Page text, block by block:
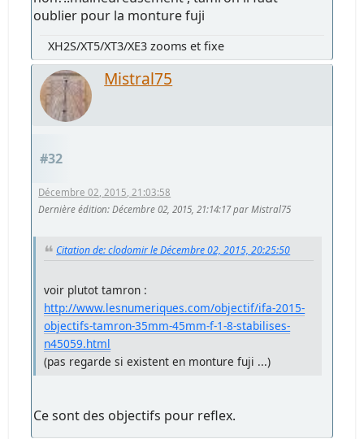
oublier pour la monture fuji
XH2S/XT5/XT3/XE3 zooms et fixe
Mistral75
#32
Décembre 02, 2015, 21:03:58
Dernière édition: Décembre 02, 2015, 21:14:17 par Mistral75
Citation de: clodomir le Décembre 02, 2015, 20:25:50
voir plutot tamron :
http://www.lesnumeriques.com/objectif/ifa-2015-
objectifs-tamron-35mm-45mm-f-1-8-stabilises-
n45059.html
(pas regarde si existent en monture fuji ...)
Ce sont des objectifs pour reflex.